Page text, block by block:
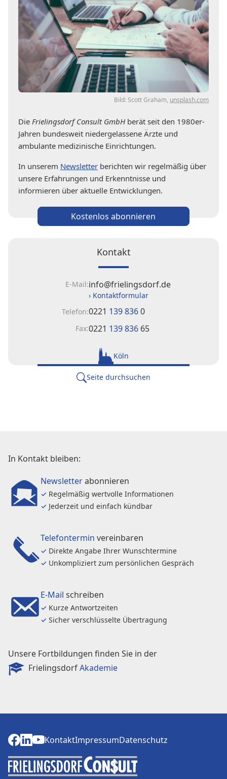
Kontakt
Impressum
Datenschutz
Kontakt
E-Mail:info@frielingsdorf.de
› Kontaktformular
Telefon:0221 139 8360
Fax:0221 139 836 65
Köln
Seite durchsuchen
Bild: Scott Graham, unsplash.com
Die Frielingsdorf Consult GmbHberät seit den 1980er-
Jahren bundesweit niedergelassene Ärzte und
ambulante medizinische Einrichtungen.
In unserem Newsletter berichten wir regelmäßig über
unsere Erfahrungen und Erkenntnisse und
informieren über aktuelle Entwicklungen.
Kostenlos abonnieren
In Kontakt bleiben:
Newsletterabonnieren
✓ Regelmäßig wertvolle Informationen
✓ Jederzeit und einfach kündbar
Telefontermin vereinbaren
✓ Direkte Angabe Ihrer Wunschtermine
✓ Unkompliziert zum persönlichen Gespräch
E-Mail schreiben
✓ Kurze Antwortzeiten
✓ Sicher verschlüsselte Übertragung
Unsere Fortbildungen finden Sie in der
FrielingsdorfAkademie
KontaktImpressumDatenschutz